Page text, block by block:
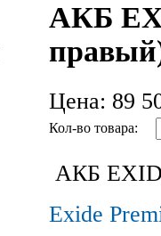
АКБ
Цена: 89
Кол-во товара:
АКБ
Exide